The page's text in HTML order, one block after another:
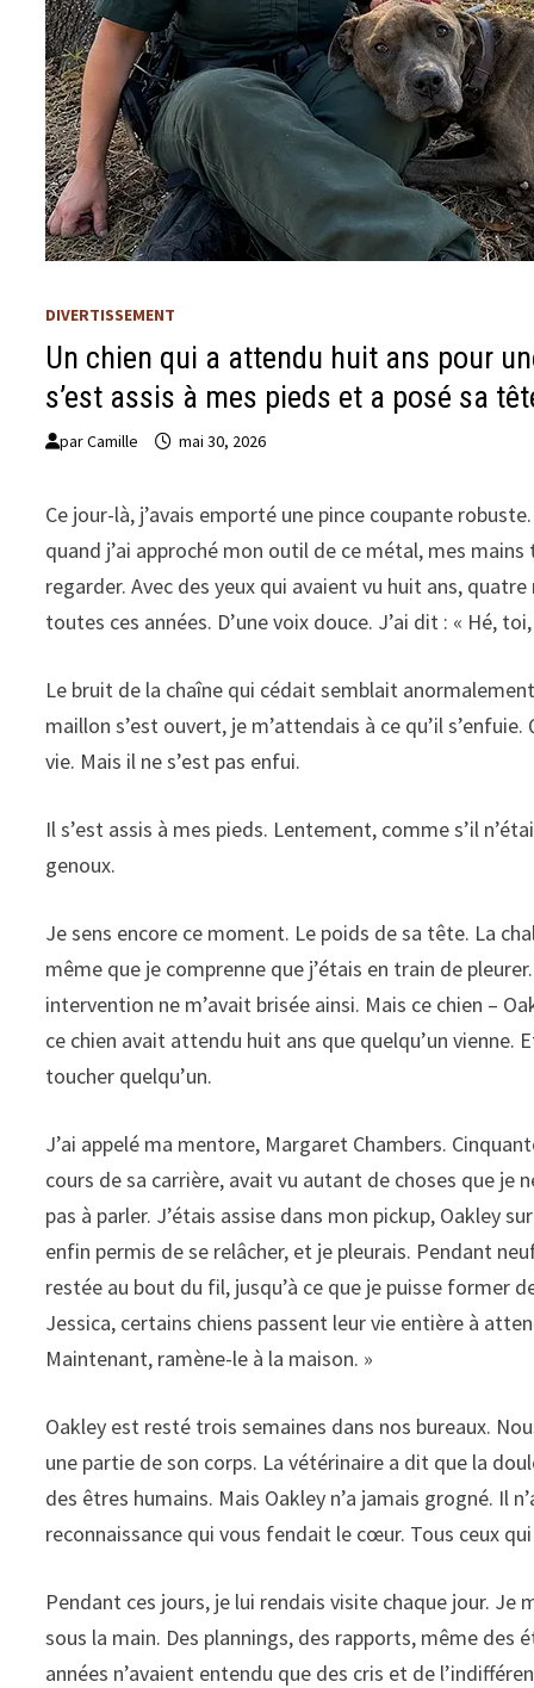
DIVERTISSEMENT
Un chien qui a attendu huit ans pour
s’est assis à mes pieds et a posé sa
parCamille mai 30, 2026
Ce jour-là, j’avais emporté une pince coupante
quand j’ai approché mon outil de ce métal, mes
regarder. Avec des yeux qui avaient vu huit ans,
toutes ces années. D’une voix douce. J’ai dit : « Hé,
Le bruit de la chaîne qui cédait semblait
maillon s’est ouvert, je m’attendais à ce qu’il
vie. Mais il ne s’est pas enfui.
Il s’est assis à mes pieds. Lentement, comme s’il
genoux.
Je sens encore ce moment. Le poids de sa tête. La
même que je comprenne que j’étais en train de
intervention ne m’avait brisée ainsi. Mais ce chien –
ce chien avait attendu huit ans que quelqu’un vienne.
toucher quelqu’un.
J’ai appelé ma mentore, Margaret Chambers.
cours de sa carrière, avait vu autant de choses que je
pas à parler. J’étais assise dans mon pickup, Oakley
enfin permis de se relâcher, et je pleurais. Pendant
restée au bout du fil, jusqu’à ce que je puisse former
Jessica, certains chiens passent leur vie entière à
Maintenant, ramène-le à la maison. »
Oakley est resté trois semaines dans nos bureaux.
une partie de son corps. La vétérinaire a dit que la
des êtres humains. Mais Oakley n’a jamais grogné. Il
reconnaissance qui vous fendait le cœur. Tous ceux
Pendant ces jours, je lui rendais visite chaque jour.
sous la main. Des plannings, des rapports, même
années n’avaient entendu que des cris et de